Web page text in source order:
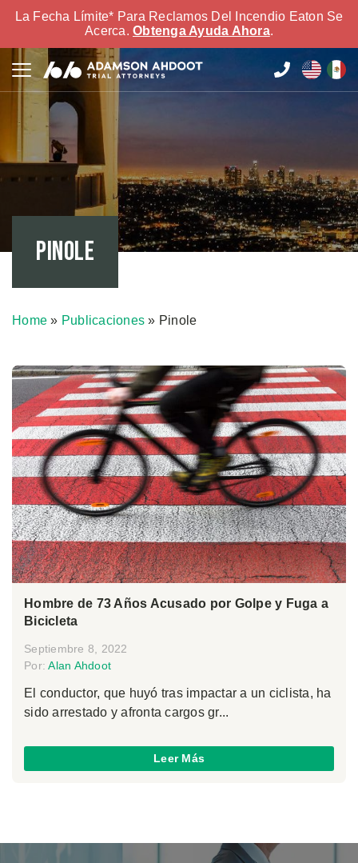
La Fecha Límite* Para Reclamos Del Incendio Eaton Se
Acerca. Obtenga Ayuda Ahora.
Pinole
Home » Publicaciones » Pinole
Hombre de 73 Años Acusado por Golpe y Fuga a
Bicicleta
Septiembre 8, 2022
Por:Alan Ahdoot
El conductor, que huyó tras impactar a un ciclista, ha
sido arrestado y afronta cargos gr...
Leer Más